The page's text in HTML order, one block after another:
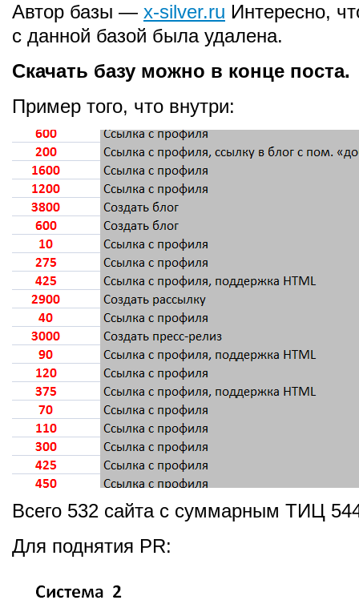
Автор базы — x-silver.ru Интересно,
с данной базой была удалена.
Скачать базу можно в конце поста.
Пример того, что внутри:
Всего 532 сайта с суммарным ТИЦ
Для поднятия PR: